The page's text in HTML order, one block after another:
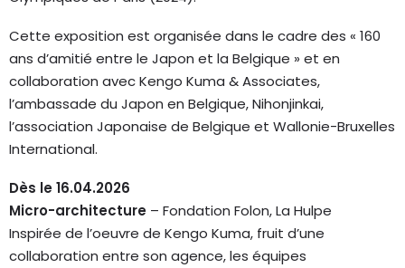
Cette exposition est organisée dans le cadre des « 160
ans d’amitié entre le Japon et la Belgique » et en
collaboration avec Kengo Kuma & Associates,
l’ambassade du Japon en Belgique, Nihonjinkai,
l’association Japonaise de Belgique et Wallonie-Bruxelles
International.
Dès le 16.04.2026
Micro-architecture – Fondation Folon, La Hulpe
Inspirée de l’oeuvre de Kengo Kuma, fruit d’une
collaboration entre son agence, les équipes